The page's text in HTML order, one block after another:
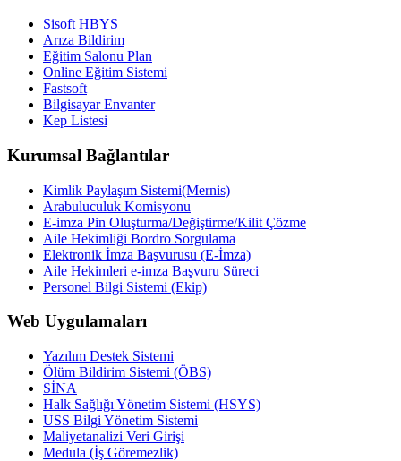
Sisoft HBYS
Arıza Bildirim
Eğitim Salonu Plan
Online Eğitim Sistemi
Fastsoft
Bilgisayar Envanter
Kep Listesi
Kurumsal Bağlantılar
Kimlik Paylaşım Sistemi(Mernis)
Arabuluculuk Komisyonu
E-imza Pin Oluşturma/Değiştirme/Kilit Çözme
Aile Hekimliği Bordro Sorgulama
Elektronik İmza Başvurusu (E-İmza)
Aile Hekimleri e-imza Başvuru Süreci
Personel Bilgi Sistemi (Ekip)
Web Uygulamaları
Yazılım Destek Sistemi
Ölüm Bildirim Sistemi (ÖBS)
SİNA
Halk Sağlığı Yönetim Sistemi (HSYS)
USS Bilgi Yönetim Sistemi
Maliyetanalizi Veri Girişi
Medula (İş Göremezlik)